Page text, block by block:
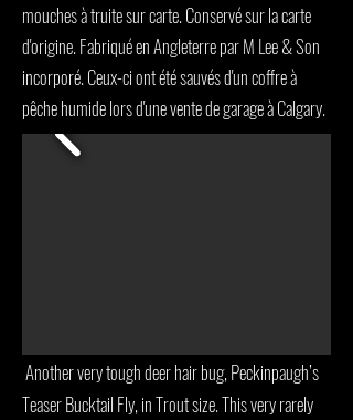
mouches à truite sur carte. Conservé sur la carte
d'origine. Fabriqué en Angleterre par M Lee & Son
incorporé. Ceux-ci ont été sauvés d'un coffre à
pêche humide lors d'une vente de garage à Calgary.
Another very tough deer hair bug, Peckinpaugh’s
Teaser Bucktail Fly, in Trout size. This very rarely